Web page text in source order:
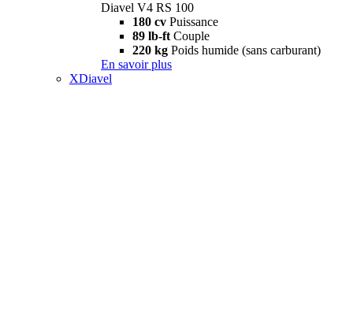
Diavel V4 RS 100
180 cv Puissance
89 lb-ft Couple
220 kg Poids humide (sans carburant)
En savoir plus
XDiavel